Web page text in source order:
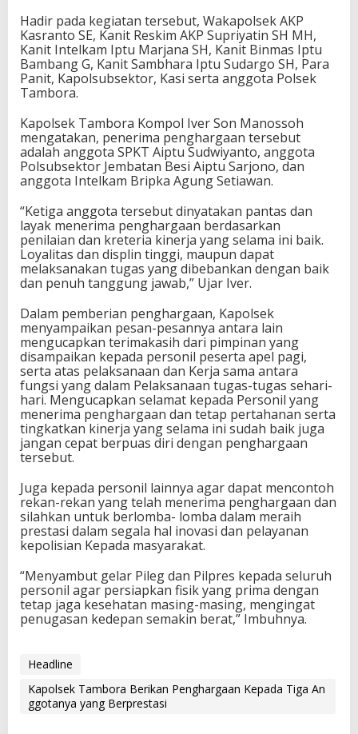
Hadir pada kegiatan tersebut, Wakapolsek AKP
Kasranto SE, Kanit Reskim AKP Supriyatin SH MH,
Kanit Intelkam Iptu Marjana SH, Kanit Binmas Iptu
Bambang G, Kanit Sambhara Iptu Sudargo SH, Para
Panit, Kapolsubsektor, Kasi serta anggota Polsek
Tambora.
Kapolsek Tambora Kompol Iver Son Manossoh
mengatakan, penerima penghargaan tersebut
adalah anggota SPKT Aiptu Sudwiyanto, anggota
Polsubsektor Jembatan Besi Aiptu Sarjono, dan
anggota Intelkam Bripka Agung Setiawan.
“Ketiga anggota tersebut dinyatakan pantas dan
layak menerima penghargaan berdasarkan
penilaian dan kreteria kinerja yang selama ini baik.
Loyalitas dan displin tinggi, maupun dapat
melaksanakan tugas yang dibebankan dengan baik
dan penuh tanggung jawab,” Ujar Iver.
Dalam pemberian penghargaan, Kapolsek
menyampaikan pesan-pesannya antara lain
mengucapkan terimakasih dari pimpinan yang
disampaikan kepada personil peserta apel pagi,
serta atas pelaksanaan dan Kerja sama antara
fungsi yang dalam Pelaksanaan tugas-tugas sehari-
hari. Mengucapkan selamat kepada Personil yang
menerima penghargaan dan tetap pertahanan serta
tingkatkan kinerja yang selama ini sudah baik juga
jangan cepat berpuas diri dengan penghargaan
tersebut.
Juga kepada personil lainnya agar dapat mencontoh
rekan-rekan yang telah menerima penghargaan dan
silahkan untuk berlomba- lomba dalam meraih
prestasi dalam segala hal inovasi dan pelayanan
kepolisian Kepada masyarakat.
“Menyambut gelar Pileg dan Pilpres kepada seluruh
personil agar persiapkan fisik yang prima dengan
tetap jaga kesehatan masing-masing, mengingat
penugasan kedepan semakin berat,” Imbuhnya.
Headline
Kapolsek Tambora Berikan Penghargaan Kepada Tiga An
ggotanya yang Berprestasi